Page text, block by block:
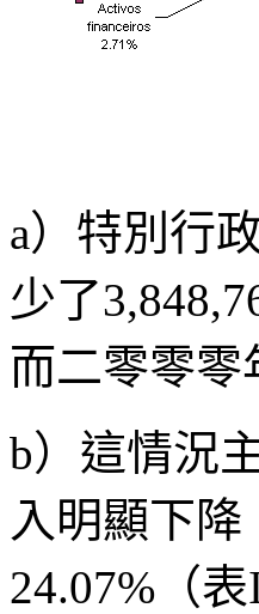
a）特別行
少了
而二零零零
b）這情況
入明顯下降
24.07%（表